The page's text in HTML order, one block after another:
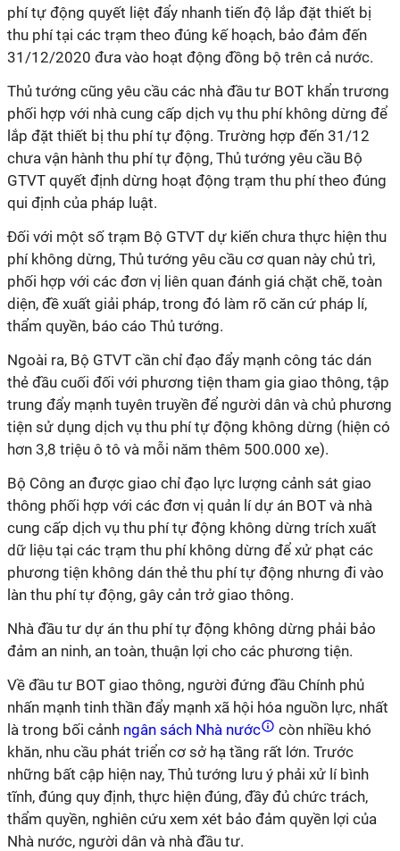
phí tự động quyết liệt đẩy nhanh tiến độ lắp đặt thiết bị
thu phí tại các trạm theo đúng kế hoạch, bảo đảm đến
31/12/2020 đưa vào hoạt động đồng bộ trên cả nước.
Thủ tướng cũng yêu cầu các nhà đầu tư BOT khẩn trương
phối hợp với nhà cung cấp dịch vụ thu phí không dừng để
lắp đặt thiết bị thu phí tự động. Trường hợp đến 31/12
chưa vận hành thu phí tự động, Thủ tướng yêu cầu Bộ
GTVT quyết định dừng hoạt động trạm thu phí theo đúng
qui định của pháp luật.
Đối với một số trạm Bộ GTVT dự kiến chưa thực hiện thu
phí không dừng, Thủ tướng yêu cầu cơ quan này chủ trì,
phối hợp với các đơn vị liên quan đánh giá chặt chẽ, toàn
diện, đề xuất giải pháp, trong đó làm rõ căn cứ pháp lí,
thẩm quyền, báo cáo Thủ tướng.
Ngoài ra, Bộ GTVT cần chỉ đạo đẩy mạnh công tác dán
thẻ đầu cuối đối với phương tiện tham gia giao thông, tập
trung đẩy mạnh tuyên truyền để người dân và chủ phương
tiện sử dụng dịch vụ thu phí tự động không dừng (hiện có
hơn 3,8 triệu ô tô và mỗi năm thêm 500.000 xe).
Bộ Công an được giao chỉ đạo lực lượng cảnh sát giao
thông phối hợp với các đơn vị quản lí dự án BOT và nhà
cung cấp dịch vụ thu phí tự động không dừng trích xuất
dữ liệu tại các trạm thu phí không dừng để xử phạt các
phương tiện không dán thẻ thu phí tự động nhưng đi vào
làn thu phí tự động, gây cản trở giao thông.
Nhà đầu tư dự án thu phí tự động không dừng phải bảo
đảm an ninh, an toàn, thuận lợi cho các phương tiện.
Về đầu tư BOT giao thông, người đứng đầu Chính phủ
nhấn mạnh tinh thần đẩy mạnh xã hội hóa nguồn lực, nhất
là trong bối cảnh ngân sách Nhà nước
còn nhiều khó
khăn, nhu cầu phát triển cơ sở hạ tầng rất lớn. Trước
những bất cập hiện nay, Thủ tướng lưu ý phải xử lí bình
tĩnh, đúng quy định, thực hiện đúng, đầy đủ chức trách,
thẩm quyền, nghiên cứu xem xét bảo đảm quyền lợi của
Nhà nước, người dân và nhà đầu tư.